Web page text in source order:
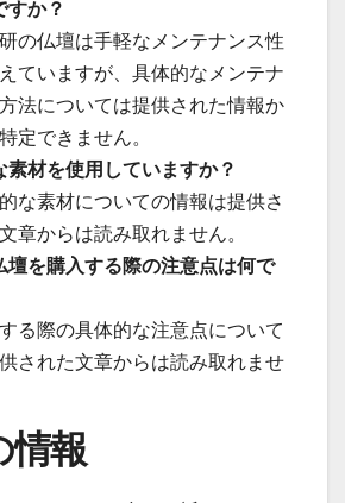
すか？
の仏壇は手軽なメンテナンス性
ていますが、具体的なメンテナ
法については提供された情報か
定できません。
素材を使用していますか？
な素材についての情報は提供さ
章からは読み取れません。
壇を購入する際の注意点は何で
る際の具体的な注意点について
された文章からは読み取れませ
情報